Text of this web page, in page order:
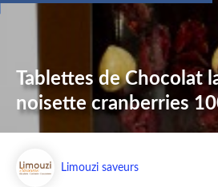
Tablettes de Chocolat
noisette cranberries
Limouzi saveurs